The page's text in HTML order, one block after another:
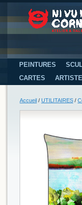
PEINTURES
CARTES
Accueil / UTILITAIRES /